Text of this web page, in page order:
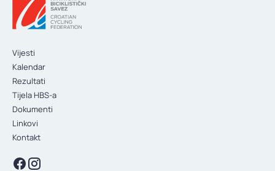
Vijesti
Kalendar
Rezultati
Tijela HBS-a
Dokumenti
Linkovi
Kontakt